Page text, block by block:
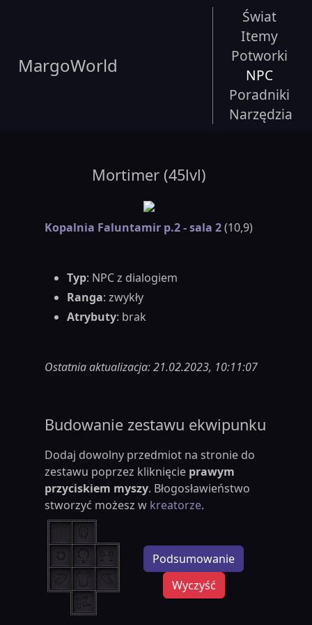
MargoWorld
Świat
Itemy
Potworki
NPC
Poradniki
Narzędzia
Mortimer (45lvl)
Kopalnia Faluntamir p.2 - sala 2(10,9)
Typ: NPC z dialogiem
Ranga: zwykły
Atrybuty: brak
Ostatnia aktualizacja: 21.02.2023, 10:11:07
Budowanie zestawu ekwipunku
Dodaj dowolny przedmiot na stronie do
zestawu poprzez kliknięcie prawym
przyciskiem myszy. Błogosławieństwo
stworzyć możesz w kreatorze.
Podsumowanie
Wyczyść